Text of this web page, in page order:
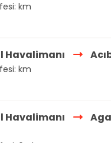
km
Havalimanı
km
Havalimanı